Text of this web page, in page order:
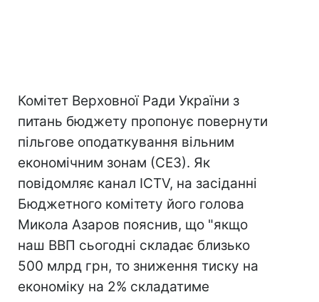
Комітет Верховної Ради України з
питань бюджету пропонує повернути
пільгове оподаткування вільним
економічним зонам (СЕЗ). Як
повідомляє канал ICTV, на засіданні
Бюджетного комітету його голова
Микола Азаров пояснив, що "якщо
наш ВВП сьогодні складає близько
500 млрд грн, то зниження тиску на
економіку на 2% складатиме